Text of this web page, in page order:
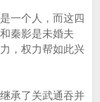
一个人，而这四
秦影是未婚夫
，权力帮如此兴
承了关武通吞并